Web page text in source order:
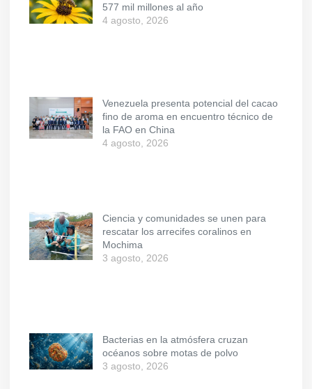
577 mil millones al año
4 agosto, 2026
Venezuela presenta potencial del cacao
fino de aroma en encuentro técnico de
la FAO en China
4 agosto, 2026
Ciencia y comunidades se unen para
rescatar los arrecifes coralinos en
Mochima
3 agosto, 2026
Bacterias en la atmósfera cruzan
océanos sobre motas de polvo
3 agosto, 2026